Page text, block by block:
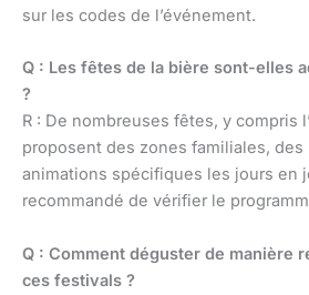
sur les codes de l’événement.
Q : Les fêtes de la bière sont-elles
?
R : De nombreuses fêtes, y compris
proposent des zones familiales, des
animations spécifiques les jours en
recommandé de vérifier le
Q : Comment déguster de manière
ces festivals ?